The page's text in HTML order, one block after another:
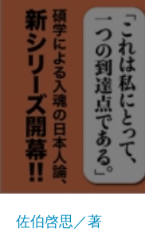
佐伯啓思／著